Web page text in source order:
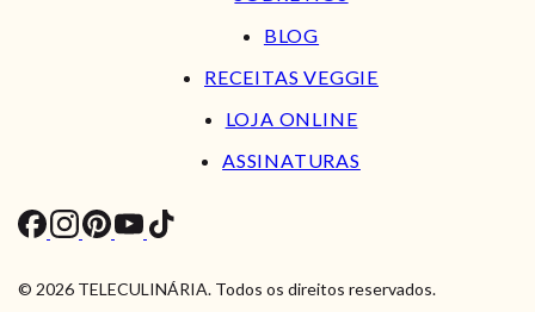
BLOG
RECEITAS VEGGIE
LOJA ONLINE
ASSINATURAS
© 2026 TELECULINÁRIA. Todos os direitos reservados.